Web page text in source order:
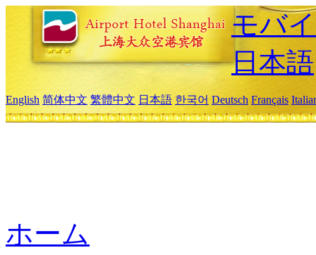
モバ
日本語
English 简体中文 繁體中文 日本語 한국어 Deutsch Français
ホーム